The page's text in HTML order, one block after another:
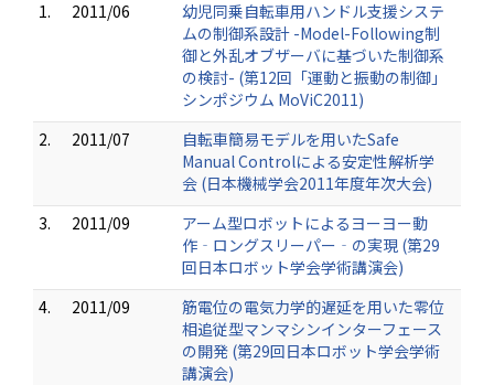
1. 2011/06
幼児同乗自転車用ハンドル支援システ
ムの制御系設計 -Model-Following制
御と外乱オブザーバに基づいた制御系
の検討- (第12回「運動と振動の制御」
シンポジウム MoViC2011)
2.
2011/07
自転車簡易モデルを用いたSafe
Manual Controlによる安定性解析学
会 (日本機械学会2011年度年次大会)
3.
2011/09
アーム型ロボットによるヨーヨー動
作‐ロングスリーパー‐の実現 (第29
回日本ロボット学会学術講演会)
4.
2011/09
筋電位の電気力学的遅延を用いた零位
相追従型マンマシンインターフェース
の開発 (第29回日本ロボット学会学術
講演会)